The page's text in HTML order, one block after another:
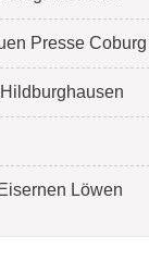
Presse
Löwen